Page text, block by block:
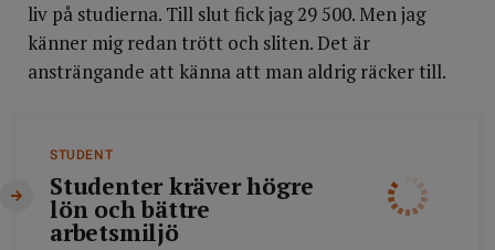
liv på studierna. Till slut fick jag 29 500. Men jag
känner mig redan trött och sliten. Det är
ansträngande att känna att man aldrig räcker till.
STUDENT
Studenter kräver högre
lön och bättre
arbetsmiljö